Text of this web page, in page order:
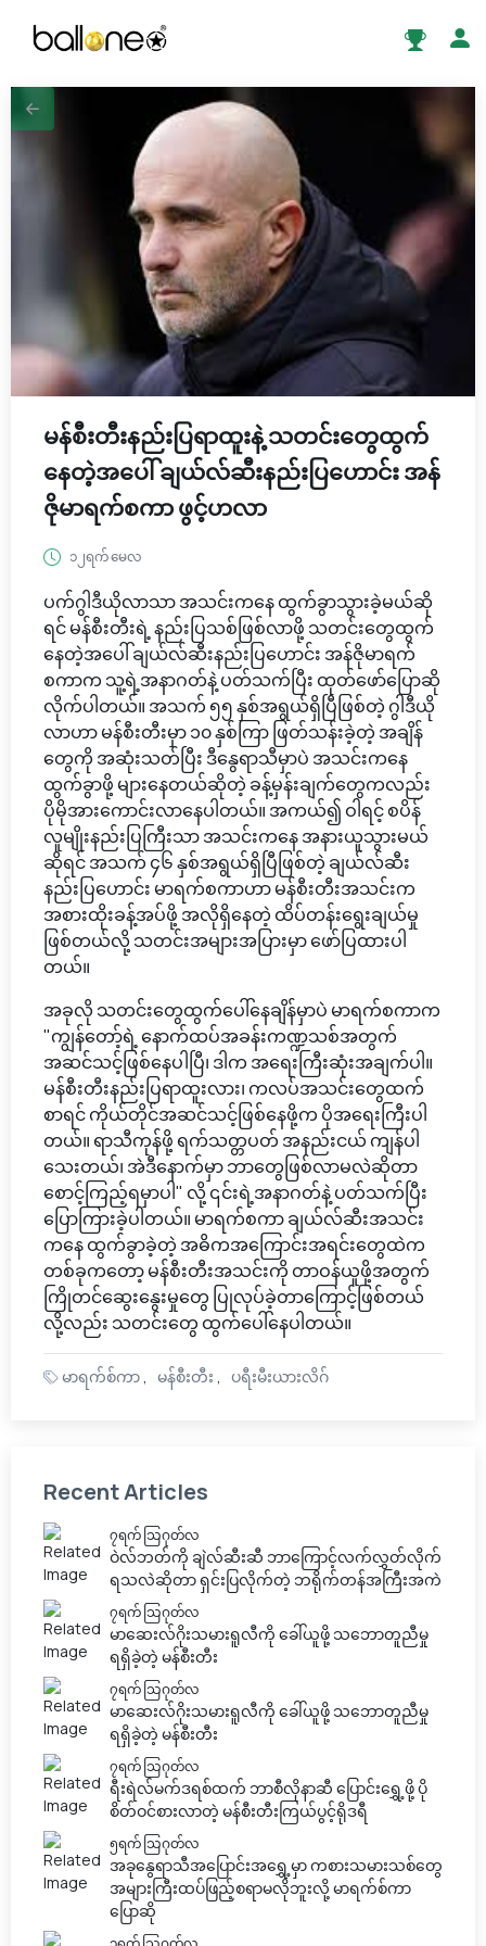
မန်စီးတီးနည်းပြရာထူးနဲ့ သတင်းတွေထွက်
နေတဲ့အပေါ် ချယ်လ်ဆီးနည်းပြဟောင်း အန်
ဇိုမာရက်စကာ ဖွင့်ဟလာ
၁၂ရက် မေလ
ပက်ဂွါဒီယိုလာသာ အသင်းကနေ ထွက်ခွာသွားခဲ့မယ်ဆို
ရင် မန်စီးတီးရဲ့ နည်းပြသစ်ဖြစ်လာဖို့ သတင်းတွေထွက်
နေတဲ့အပေါ် ချယ်လ်ဆီးနည်းပြဟောင်း အန်ဇိုမာရက်
စကာက သူ့ရဲ့အနာဂတ်နဲ့ ပတ်သက်ပြီး ထုတ်ဖော်ပြောဆို
လိုက်ပါတယ်။ အသက် ၅၅ နှစ်အရွယ်ရှိပြီဖြစ်တဲ့ ဂွါဒီယို
လာဟာ မန်စီးတီးမှာ ၁၀ နှစ်ကြာ ဖြတ်သန်းခဲ့တဲ့ အချိန်
တွေကို အဆုံးသတ်ပြီး ဒီနွေရာသီမှာပဲ အသင်းကနေ
ထွက်ခွာဖို့ များနေတယ်ဆိုတဲ့ ခန့်မှန်းချက်တွေကလည်း
ပိုမိုအားကောင်းလာနေပါတယ်။ အကယ်၍ ဝါရင့် စပိန်
လူမျိုးနည်းပြကြီးသာ အသင်းကနေ အနားယူသွားမယ်
ဆိုရင် အသက် ၄၆ နှစ်အရွယ်ရှိပြီဖြစ်တဲ့ ချယ်လ်ဆီး
နည်းပြဟောင်း မာရက်စကာဟာ မန်စီးတီးအသင်းက
အစားထိုးခန့်အပ်ဖို့ အလိုရှိနေတဲ့ ထိပ်တန်းရွေးချယ်မှု
ဖြစ်တယ်လို့ သတင်းအများအပြားမှာ ဖော်ပြထားပါ
တယ်။
အခုလို သတင်းတွေထွက်ပေါ်နေချိန်မှာပဲ မာရက်စကာက
"ကျွန်တော့်ရဲ့ နောက်ထပ်အခန်းကဏ္ဍသစ်အတွက်
အဆင်သင့်ဖြစ်နေပါပြီ၊ ဒါက အရေးကြီးဆုံးအချက်ပါ။
မန်စီးတီးနည်းပြရာထူးလား၊ ကလပ်အသင်းတွေထက်
စာရင် ကိုယ်တိုင်အဆင်သင့်ဖြစ်နေဖို့က ပိုအရေးကြီးပါ
တယ်။ ရာသီကုန်ဖို့ ရက်သတ္တပတ် အနည်းငယ် ကျန်ပါ
သေးတယ်၊ အဲဒီနောက်မှာ ဘာတွေဖြစ်လာမလဲဆိုတာ
စောင့်ကြည့်ရမှာပါ" လို့ ၎င်းရဲ့အနာဂတ်နဲ့ ပတ်သက်ပြီး
ပြောကြားခဲ့ပါတယ်။ မာရက်စကာ ချယ်လ်ဆီးအသင်း
ကနေ ထွက်ခွာခဲ့တဲ့ အဓိကအကြောင်းအရင်းတွေထဲက
တစ်ခုကတော့ မန်စီးတီးအသင်းကို တာဝန်ယူဖို့အတွက်
ကြိုတင်ဆွေးနွေးမှုတွေ ပြုလုပ်ခဲ့တာကြောင့်ဖြစ်တယ်
လို့လည်း သတင်းတွေ ထွက်ပေါ်နေပါတယ်။
မာရက်စ်ကာ မန်စီးတီး ပရီးမီးယားလိဂ်
Recent Articles
၇ရက် သြဂုတ်လ
ဝဲလ်ဘတ်ကို ချဲလ်ဆီးဆီ ဘာကြောင့်လက်လွှတ်လိုက်
ရသလဲဆိုတာ ရှင်းပြလိုက်တဲ့ ဘရိုက်တန်အကြီးအကဲ
၇ရက် သြဂုတ်လ
မာဆေးလ်ဂိုးသမားရူလီကို ခေါ်ယူဖို့ သဘောတူညီမှု
ရရှိခဲ့တဲ့ မန်စီးတီး
၇ရက် သြဂုတ်လ
မာဆေးလ်ဂိုးသမားရူလီကို ခေါ်ယူဖို့ သဘောတူညီမှု
ရရှိခဲ့တဲ့ မန်စီးတီး
၇ရက် သြဂုတ်လ
ရီးရဲလ်မက်ဒရစ်ထက် ဘာစီလိုနာဆီ ပြောင်းရွှေ့ဖို့ ပို
စိတ်ဝင်စားလာတဲ့ မန်စီးတီးကြယ်ပွင့်ရိုဒရီ
၅ရက် သြဂုတ်လ
အခုနွေရာသီအပြောင်းအရွှေ့မှာ ကစားသမားသစ်တွေ
အများကြီးထပ်ဖြည့်စရာမလိုဘူးလို့ မာရက်စ်ကာ
ပြောဆို